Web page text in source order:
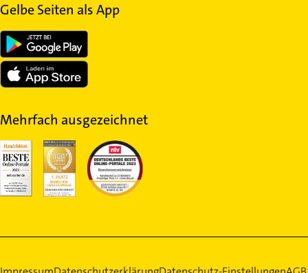
Gelbe Seiten als App
Mehrfach ausgezeichnet